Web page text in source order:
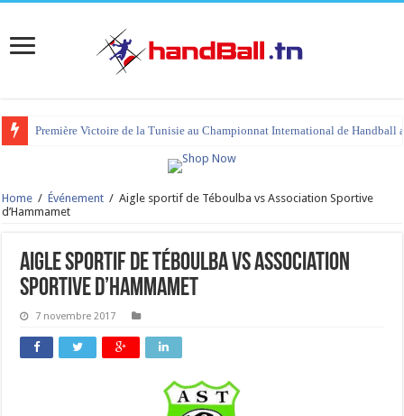
Première Victoire de la Tunisie au Championnat International de Handball
Home / Événement / Aigle sportif de Téboulba vs Association Sportive
d’Hammamet
Aigle sportif de Téboulba vs Association
Sportive d’Hammamet
7 novembre 2017